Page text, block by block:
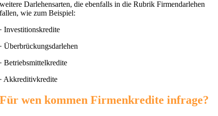
weitere Darlehensarten, die ebenfalls in die Rubrik Firmendarlehen
fallen, wie zum Beispiel:
· Investitionskredite
· Überbrückungsdarlehen
· Betriebsmittelkredite
· Akkreditivkredite
Für wen kommen Firmenkredite infrage?